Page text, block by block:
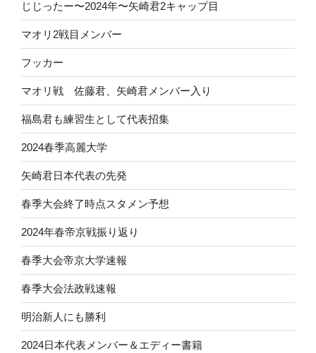
じじったー〜2024年〜矢崎君2キャップ目
マオリ2戦目メンバー
フッカー
マオリ戦 佐藤君、矢崎君メンバー入り
福島君も練習生として代表招集
2024春季高麗大学
矢崎君日本代表の先発
春季大会終了時点スタメン予想
2024年春帝京戦振り返り
春季大会帝京大学速報
春季大会法政戦速報
明治新人にも勝利
2024日本代表メンバー＆エディー書籍